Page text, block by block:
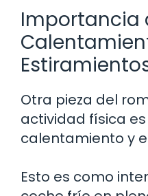
Importancia
Otra pieza del
actividad física
calentamiento y
Esto es como